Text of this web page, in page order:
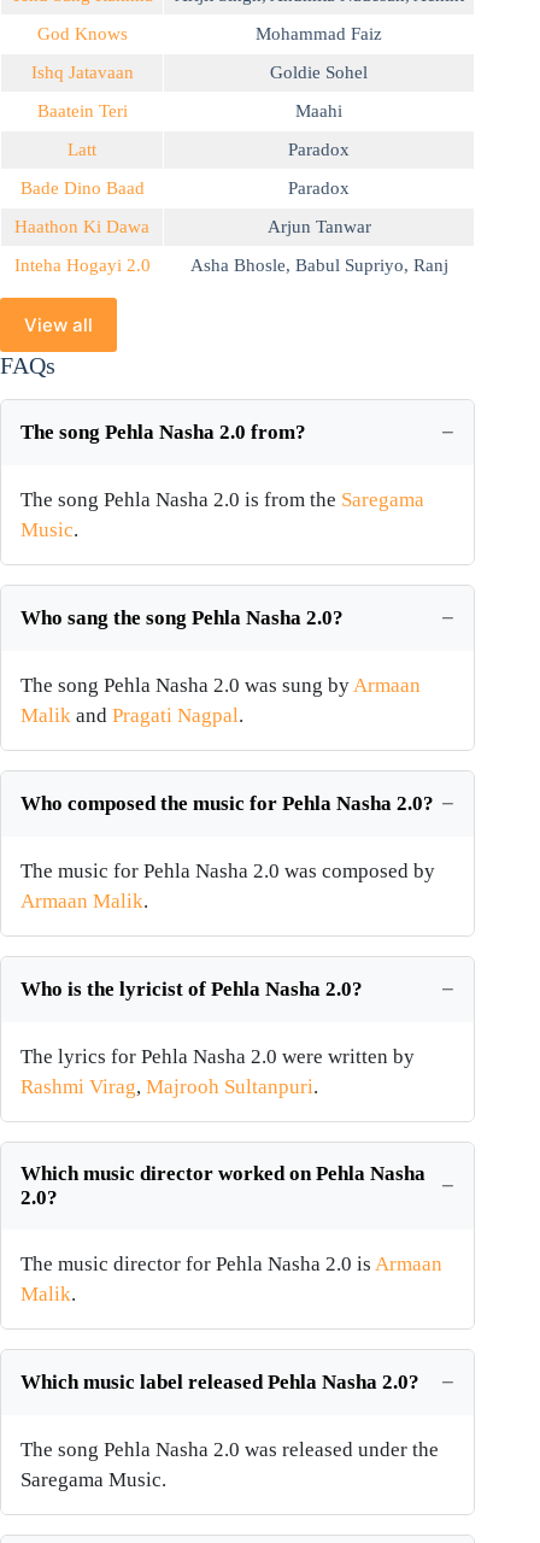
God Knows
Mohammad Faiz
Ishq Jatavaan
Goldie Sohel
Baatein Teri
Maahi
Latt
Paradox
Bade Dino Baad
Paradox
Haathon Ki Dawa
Arjun Tanwar
Inteha Hogayi 2.0
Asha Bhosle, Babul Supriyo, Ranj
View all
FAQs
The song Pehla Nasha 2.0 from?
The song Pehla Nasha 2.0 is from the Saregama
Music.
Who sang the song Pehla Nasha 2.0?
The song Pehla Nasha 2.0 was sung byArmaan
Malik and Pragati Nagpal.
Who composed the music for Pehla Nasha 2.0?
The music for Pehla Nasha 2.0 was composed by
Armaan Malik.
Who is the lyricist of Pehla Nasha 2.0?
The lyrics for Pehla Nasha 2.0 were written by
Rashmi Virag, Majrooh Sultanpuri.
Which music director worked on Pehla Nasha
2.0?
The music director for Pehla Nasha 2.0 is Armaan
Malik.
Which music label released Pehla Nasha 2.0?
The song Pehla Nasha 2.0 was released under the
Saregama Music.